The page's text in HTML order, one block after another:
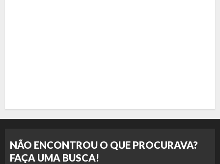
NÃO ENCONTROU O QUE PROCURAVA?
FAÇA UMA BUSCA!